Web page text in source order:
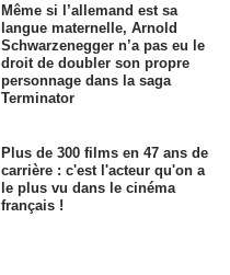
Même si l’allemand est sa
langue maternelle, Arnold
Schwarzenegger n’a pas eu le
droit de doubler son propre
personnage dans la saga
Terminator
Plus de 300 films en 47 ans de
carrière : c'est l'acteur qu'on a
le plus vu dans le cinéma
français !